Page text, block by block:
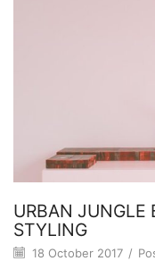
URBAN JUNGLE
STYLING
18 October 2017 /